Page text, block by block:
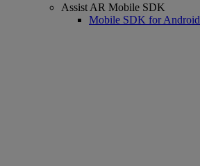
Assist AR Mobile SDK
Mobile SDK for Android